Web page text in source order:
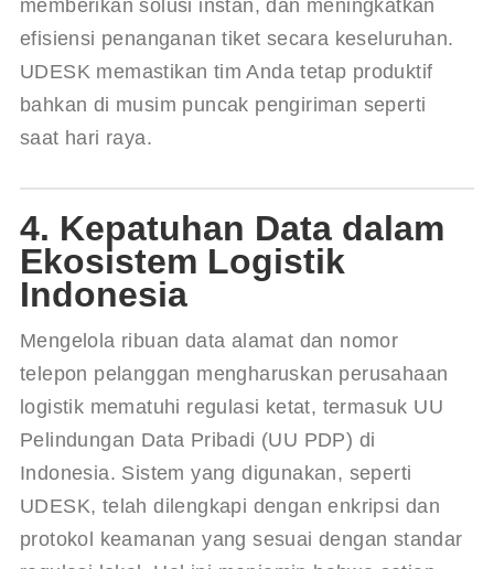
memberikan solusi instan, dan meningkatkan
efisiensi penanganan tiket secara keseluruhan.
UDESK memastikan tim Anda tetap produktif
bahkan di musim puncak pengiriman seperti
saat hari raya.
4. Kepatuhan Data dalam
Ekosistem Logistik
Indonesia
Mengelola ribuan data alamat dan nomor
telepon pelanggan mengharuskan perusahaan
logistik mematuhi regulasi ketat, termasuk UU
Pelindungan Data Pribadi (UU PDP) di
Indonesia. Sistem yang digunakan, seperti
UDESK, telah dilengkapi dengan enkripsi dan
protokol keamanan yang sesuai dengan standar